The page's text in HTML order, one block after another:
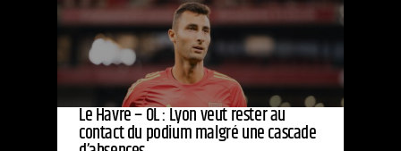
Le Havre – OL : Lyon veut rester au
contact du podium malgré une cascade